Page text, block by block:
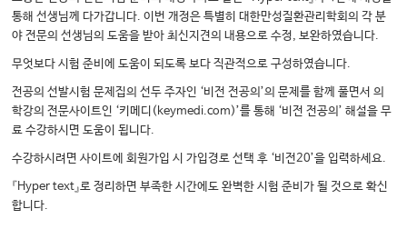
통해 선생님께 다가갑니다. 이번 개정은 특별히 대한만성질환관리학회의 각 분
야 전문의 선생님의 도움을 받아 최신지견의 내용으로 수정, 보완하였습니다.
무엇보다 시험 준비에 도움이 되도록 보다 직관적으로 구성하였습니다.
전공의 선발시험 문제집의 선두 주자인 ‘비전 전공의’의 문제를 함께 풀면서 의
학강의 전문사이트인 ‘키메디(keymedi.com)’를 통해 ‘비전 전공의’ 해설을 무
료 수강하시면 도움이 됩니다.
수강하시려면 사이트에 회원가입 시 가입경로 선택 후 ‘비전20’을 입력하세요.
『Hyper text』로 정리하면 부족한 시간에도 완벽한 시험 준비가 될 것으로 확신
합니다.​